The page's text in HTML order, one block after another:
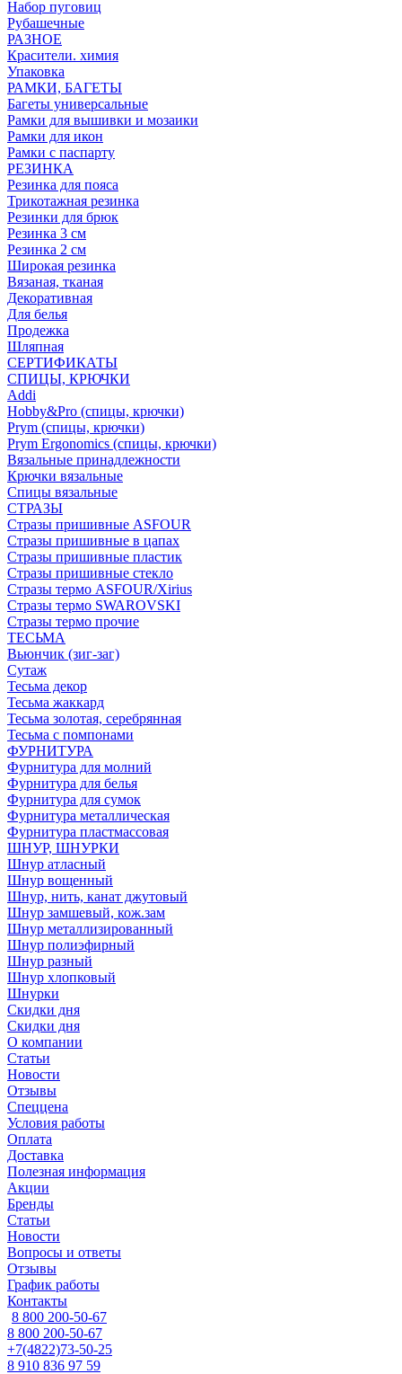
Набор пуговиц
Рубашечные
РАЗНОЕ
Красители. химия
Упаковка
РАМКИ, БАГЕТЫ
Багеты универсальные
Рамки для вышивки и мозаики
Рамки для икон
Рамки с паспарту
РЕЗИНКА
Резинка для пояса
Трикотажная резинка
Резинки для брюк
Резинка 3 см
Резинка 2 см
Широкая резинка
Вязаная, тканая
Декоративная
Для белья
Продежка
Шляпная
СЕРТИФИКАТЫ
СПИЦЫ, КРЮЧКИ
Addi
Hobby&Pro (спицы, крючки)
Prym (спицы, крючки)
Prym Ergonomics (спицы, крючки)
Вязальные принадлежности
Крючки вязальные
Спицы вязальные
СТРАЗЫ
Стразы пришивные ASFOUR
Стразы пришивные в цапах
Стразы пришивные пластик
Стразы пришивные стекло
Стразы термо ASFOUR/Xirius
Стразы термо SWAROVSKI
Стразы термо прочие
ТЕСЬМА
Вьюнчик (зиг-заг)
Сутаж
Тесьма декор
Тесьма жаккард
Тесьма золотая, серебрянная
Тесьма с помпонами
ФУРНИТУРА
Фурнитура для молний
Фурнитура для белья
Фурнитура для сумок
Фурнитура металлическая
Фурнитура пластмассовая
ШНУР, ШНУРКИ
Шнур атласный
Шнур вощенный
Шнур, нить, канат джутовый
Шнур замшевый, кож.зам
Шнур металлизированный
Шнур полиэфирный
Шнур разный
Шнур хлопковый
Шнурки
Скидки дня
Скидки дня
О компании
Статьи
Новости
Отзывы
Спеццена
Условия работы
Оплата
Доставка
Полезная информация
Акции
Бренды
Статьи
Новости
Вопросы и ответы
Отзывы
График работы
Контакты
8 800 200-50-67
8 800 200-50-67
+7(4822)73-50-25
8 910 836 97 59